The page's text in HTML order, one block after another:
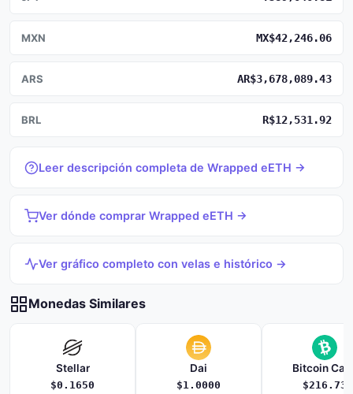
MXN MX$42,246.06
ARS AR$3,678,089.43
BRL R$12,531.92
Leer descripción completa de Wrapped eETH →
Ver dónde comprar Wrapped eETH →
Ver gráfico completo con velas e histórico →
Monedas Similares
Stellar
$0.1650
Dai
$1.0000
Bitcoin
$216.73